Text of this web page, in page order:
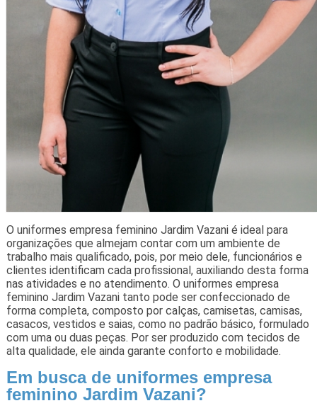
O uniformes empresa feminino Jardim Vazani é ideal para
organizações que almejam contar com um ambiente de
trabalho mais qualificado, pois, por meio dele, funcionários e
clientes identificam cada profissional, auxiliando desta forma
nas atividades e no atendimento. O uniformes empresa
feminino Jardim Vazani tanto pode ser confeccionado de
forma completa, composto por calças, camisetas, camisas,
casacos, vestidos e saias, como no padrão básico, formulado
com uma ou duas peças. Por ser produzido com tecidos de
alta qualidade, ele ainda garante conforto e mobilidade.
Em busca de uniformes empresa
feminino Jardim Vazani?